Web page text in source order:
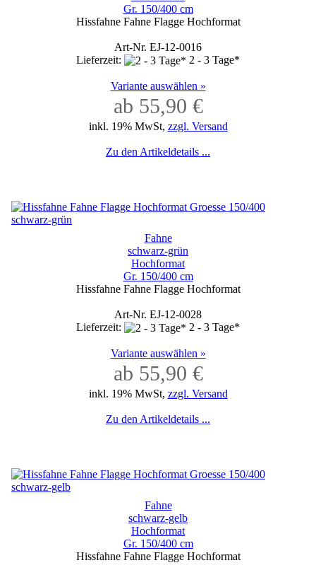
Gr. 150/400 cm
Hissfahne Fahne Flagge Hochformat
Art-Nr. EJ-12-0016
Lieferzeit:
2 - 3 Tage*
Variante auswählen »
ab 55,90 €
inkl. 19% MwSt, zzgl. Versand
Zu den Artikeldetails ...
Fahne
schwarz-grün
Hochformat
Gr. 150/400 cm
Hissfahne Fahne Flagge Hochformat
Art-Nr. EJ-12-0028
Lieferzeit:
2 - 3 Tage*
Variante auswählen »
ab 55,90 €
inkl. 19% MwSt, zzgl. Versand
Zu den Artikeldetails ...
Fahne
schwarz-gelb
Hochformat
Gr. 150/400 cm
Hissfahne Fahne Flagge Hochformat